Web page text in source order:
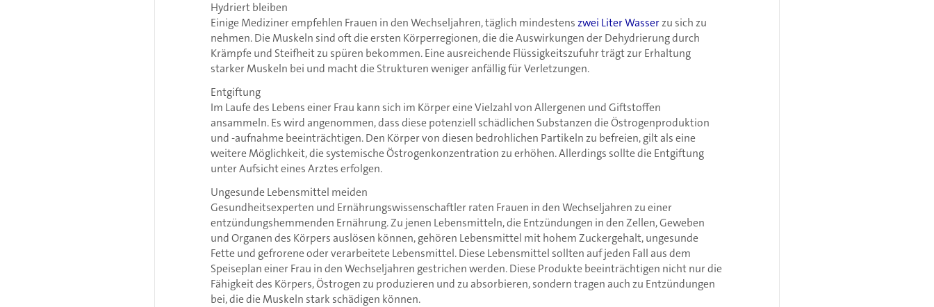
Hydriert bleiben
Einige Mediziner empfehlen Frauen in den Wechseljahren, täglich mindestens zwei Liter Wasserzu sich zu
nehmen. Die Muskeln sind oft die ersten Körperregionen, die die Auswirkungen der Dehydrierung durch
Krämpfe und Steifheit zu spüren bekommen. Eine ausreichende Flüssigkeitszufuhr trägt zur Erhaltung
starker Muskeln bei und macht die Strukturen weniger anfällig für Verletzungen.
Entgiftung
Im Laufe des Lebens einer Frau kann sich im Körper eine Vielzahl von Allergenen und Giftstoffen
ansammeln. Es wird angenommen, dass diese potenziell schädlichen Substanzen die Östrogenproduktion
und -aufnahme beeinträchtigen. Den Körper von diesen bedrohlichen Partikeln zu befreien, gilt als eine
weitere Möglichkeit, die systemische Östrogenkonzentration zu erhöhen. Allerdings sollte die Entgiftung
unter Aufsicht eines Arztes erfolgen.
Ungesunde Lebensmittel meiden
Gesundheitsexperten und Ernährungswissenschaftler raten Frauen in den Wechseljahren zu einer
entzündungshemmenden Ernährung. Zu jenen Lebensmitteln, die Entzündungen in den Zellen, Geweben
und Organen des Körpers auslösen können, gehören Lebensmittel mit hohem Zuckergehalt, ungesunde
Fette und gefrorene oder verarbeitete Lebensmittel. Diese Lebensmittel sollten auf jeden Fall aus dem
Speiseplan einer Frau in den Wechseljahren gestrichen werden. Diese Produkte beeinträchtigen nicht nur die
Fähigkeit des Körpers, Östrogen zu produzieren und zu absorbieren, sondern tragen auch zu Entzündungen
bei, die die Muskeln stark schädigen können.